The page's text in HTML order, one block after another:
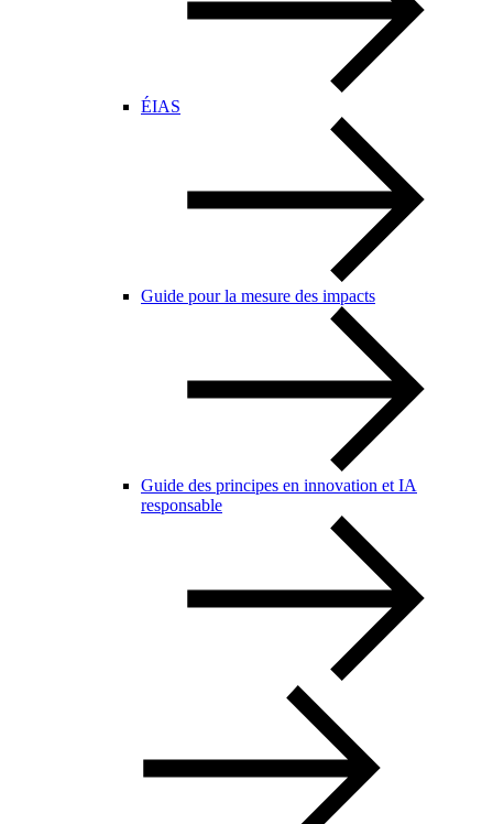
ÉIAS
Guide pour la mesure des impacts
Guide des principes en innovation et IA
responsable